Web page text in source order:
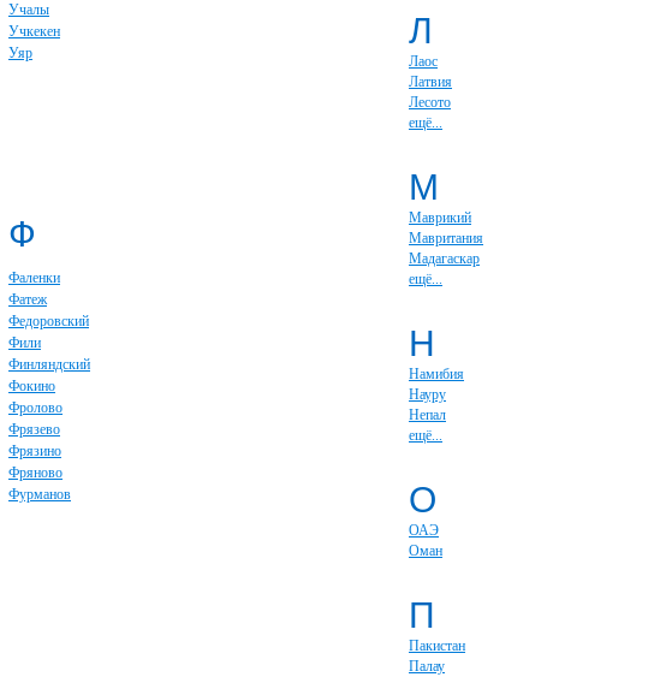
Учалы
Учкекен
Уяр
Ф
Фаленки
Фатеж
Федоровский
Фили
Финляндский
Фокино
Фролово
Фрязево
Фрязино
Фряново
Фурманов
Л
Лаос
Латвия
Лесото
ещё...
М
Маврикий
Мавритания
Мадагаскар
ещё...
Н
Намибия
Науру
Непал
ещё...
О
ОАЭ
Оман
П
Пакистан
Палау